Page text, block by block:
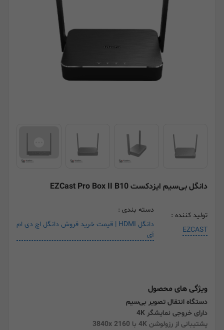
دانگل بی‌سیم ایزدکست EZCast Pro Box II B10
تولید کننده :
EZCAST
دسته بندی :
دانگل HDMI | قیمت خرید فروش دانگل اچ دی ام
آی
ویژگی های محصول
دستگاه انتقال تصویر بی‌سیم
دارای خروجی نمایشگر 4K
پشتیبانی از رزولوشن 4K با 3840x 2160